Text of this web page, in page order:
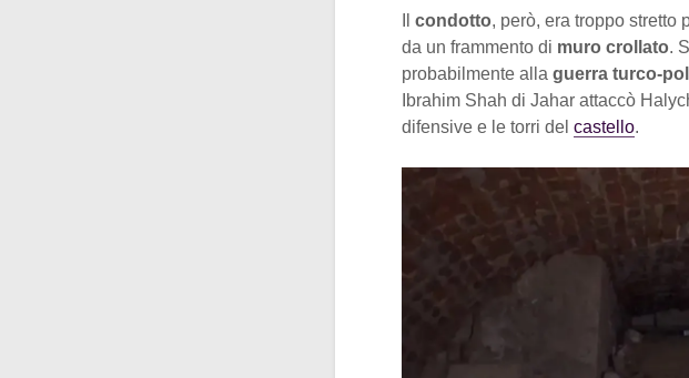
condotto, però, era troppo stretto
da un frammento di muro crollato.
probabilmente alla guerra turco-
Ibrahim Shah di Jahar attaccò
difensive e le torri del castello.